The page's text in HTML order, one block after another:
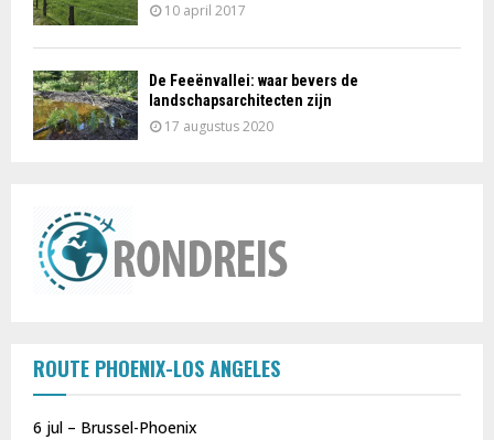
10 april 2017
De Feeënvallei: waar bevers de
landschapsarchitecten zijn
17 augustus 2020
ROUTE PHOENIX-LOS ANGELES
6 jul – Brussel-Phoenix